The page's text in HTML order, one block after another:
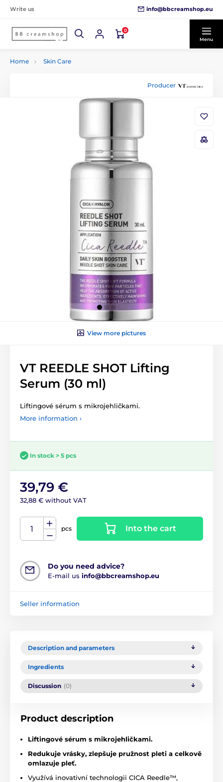
Write us info@bbcreamshop.eu
0
Menu
Home Skin Care
Producer
View more pictures
VT REEDLE SHOT Lifting
Serum (30 ml)
Liftingové sérum s mikrojehličkami.
More information ›
In stock > 5 pcs
39,79 €
32,88 € without VAT
pcs Into the cart
Do you need advice?
E-mail us info@bbcreamshop.eu
Seller information
Description and parameters
Ingredients
Discussion (0)
Product description
Liftingové sérum s mikrojehličkami.
Redukuje vrásky, zlepšuje pružnost pleti a celkově
omlazuje pleť.
Využívá inovativní technologii CICA Reedle™,